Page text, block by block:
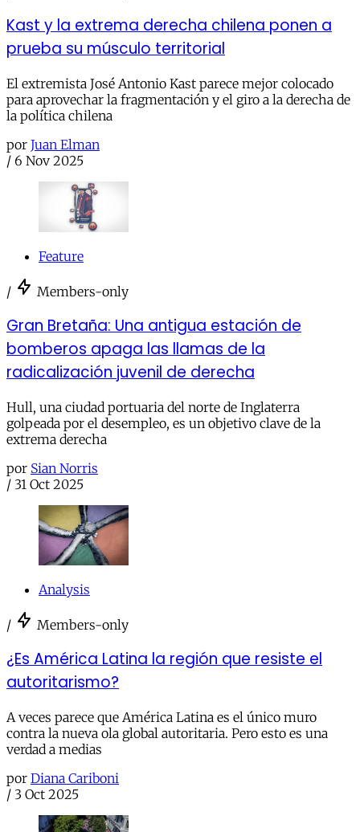
Kast y la extrema derecha chilena ponen a
prueba su músculo territorial
El extremista José Antonio Kast parece mejor colocado
para aprovechar la fragmentación y el giro a la derecha de
la política chilena
por Juan Elman
/ 6 Nov 2025
Feature
/ Members-only
Gran Bretaña: Una antigua estación de
bomberos apaga las llamas de la
radicalización juvenil de derecha
Hull, una ciudad portuaria del norte de Inglaterra
golpeada por el desempleo, es un objetivo clave de la
extrema derecha
por Sian Norris
/ 31 Oct 2025
Analysis
/ Members-only
¿Es América Latina la región que resiste el
autoritarismo?
A veces parece que América Latina es el único muro
contra la nueva ola global autoritaria. Pero esto es una
verdad a medias
por Diana Cariboni
/ 3 Oct 2025